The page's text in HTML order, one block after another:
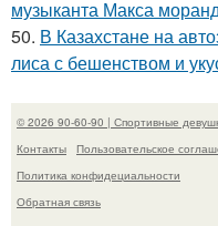
музыканта Макса
50. В Казахстане на
лиса с бешенством и
© 2026 90-60-90 | Спортивные
Контакты
Пользовательское
Политика конфидециальности
Обратная связь